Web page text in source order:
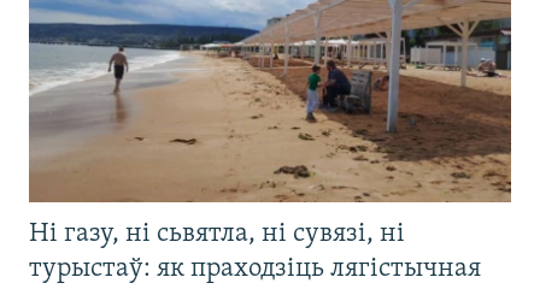
Ні газу, ні сьвятла, ні сувязі, ні
турыстаў: як праходзіць лягістычная